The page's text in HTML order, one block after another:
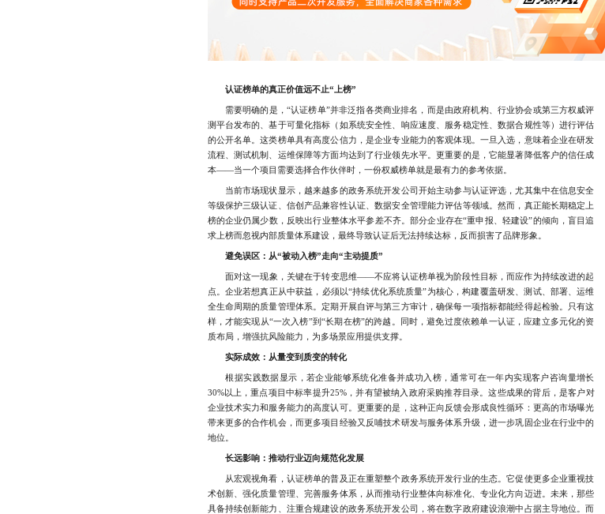
认证榜单的真正价值远不止“上榜”
需要明确的是，“认证榜单”并非泛指各类商业排名，而是由政府机构、行业协会或第三方权威评
测平台发布的、基于可量化指标（如系统安全性、响应速度、服务稳定性、数据合规性等）进行评估
的公开名单。这类榜单具有高度公信力，是企业专业能力的客观体现。一旦入选，意味着企业在研发
流程、测试机制、运维保障等方面均达到了行业领先水平。更重要的是，它能显著降低客户的信任成
本——当一个项目需要选择合作伙伴时，一份权威榜单就是最有力的参考依据。
当前市场现状显示，越来越多的政务系统开发公司开始主动参与认证评选，尤其集中在信息安全
等级保护三级认证、信创产品兼容性认证、数据安全管理能力评估等领域。然而，真正能长期稳定上
榜的企业仍属少数，反映出行业整体水平参差不齐。部分企业存在“重申报、轻建设”的倾向，盲目追
求上榜而忽视内部质量体系建设，最终导致认证后无法持续达标，反而损害了品牌形象。
避免误区：从“被动入榜”走向“主动提质”
面对这一现象，关键在于转变思维——不应将认证榜单视为阶段性目标，而应作为持续改进的起
点。企业若想真正从中获益，必须以“持续优化系统质量”为核心，构建覆盖研发、测试、部署、运维
全生命周期的质量管理体系。定期开展自评与第三方审计，确保每一项指标都能经得起检验。只有这
样，才能实现从“一次入榜”到“长期在榜”的跨越。同时，避免过度依赖单一认证，应建立多元化的资
质布局，增强抗风险能力，为多场景应用提供支撑。
实际成效：从量变到质变的转化
根据实践数据显示，若企业能够系统化准备并成功入榜，通常可在一年内实现客户咨询量增长
30%以上，重点项目中标率提升25%，并有望被纳入政府采购推荐目录。这些成果的背后，是客户对
企业技术实力和服务能力的高度认可。更重要的是，这种正向反馈会形成良性循环：更高的市场曝光
带来更多的合作机会，而更多项目经验又反哺技术研发与服务体系升级，进一步巩固企业在行业中的
地位。
长远影响：推动行业迈向规范化发展
从宏观视角看，认证榜单的普及正在重塑整个政务系统开发行业的生态。它促使更多企业重视技
术创新、强化质量管理、完善服务体系，从而推动行业整体向标准化、专业化方向迈进。未来，那些
具备持续创新能力、注重合规建设的政务系统开发公司，将在数字政府建设浪潮中占据主导地位。而